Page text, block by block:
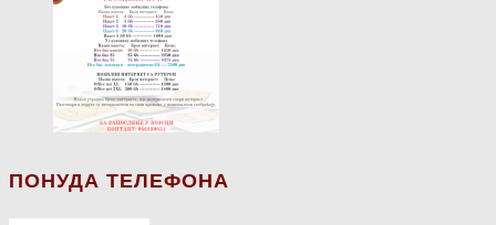
ПОНУДА ТЕЛЕФОНА